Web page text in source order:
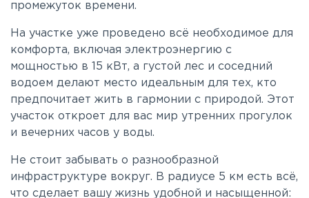
промежуток времени.
На участке уже проведено всё необходимое для
комфорта, включая электроэнергию с
мощностью в 15 кВт, а густой лес и соседний
водоем делают место идеальным для тех, кто
предпочитает жить в гармонии с природой. Этот
участок откроет для вас мир утренних прогулок
и вечерних часов у воды.
Не стоит забывать о разнообразной
инфраструктуре вокруг. В радиусе 5 км есть всё,
что сделает вашу жизнь удобной и насыщенной: